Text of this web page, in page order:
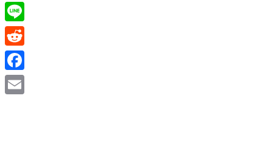
T
w
i
t
L
i
n
e
R
e
d
F